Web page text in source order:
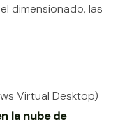
dimensionado, las
Virtual Desktop)
la nube de